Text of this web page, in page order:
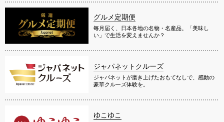
グルメ定期便
毎月届く、日本各地の名物・名産品。「美味し
い」で生活を変えませんか？
ジャパネットクルーズ
ジャパネットが磨き上げたおもてなしで、感動の
豪華クルーズ体験を。
ゆこゆこ